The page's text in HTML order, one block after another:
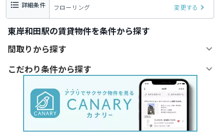
詳細条件 フローリング 変更する
東岸和田駅の賃貸物件を条件から探す
間取りから探す
こだわり条件から探す